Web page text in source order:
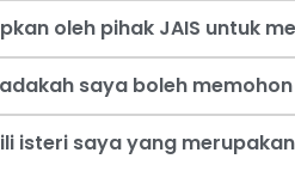
oleh pihak JAIS untuk
saya boleh
isteri saya yang